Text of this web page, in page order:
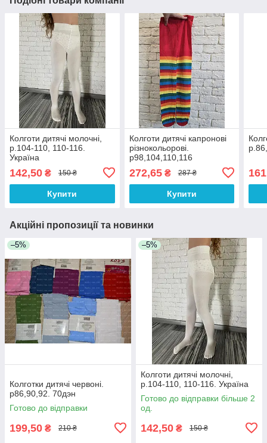
Колготи дитячі молочні,
р.104-110, 110-116.
Україна
142,50 ₴ 150 ₴
Купити
Колготи дитячі капронові
різнокольорові.
р98,104,110,116
272,65₴ 287 ₴
Купити
Акційні пропозиції та новинки
–5%
Колготки дитячі червоні.
р86,90,92. 70дэн
Готово до відправки
199,50 ₴ 210 ₴
–5%
Колготи дитячі молочні,
р.104-110, 110-116. Україна
Готово до відправки більше 2
од.
142,50 ₴ 150 ₴